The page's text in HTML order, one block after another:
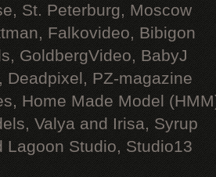
St. Peterburg, Moscow
Falkovideo, Bibigon
GoldbergVideo, BabyJ
Deadpixel, PZ-magazine
Home Made Model
Valya and Irisa, Syrup
Lagoon Studio, Studio13